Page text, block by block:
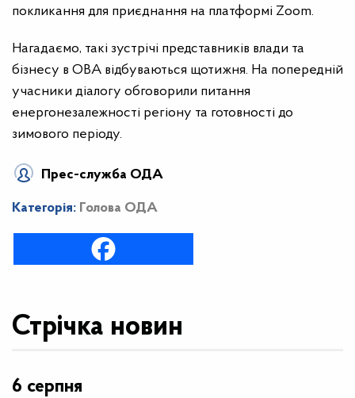
покликання для приєднання на платформі Zoom.
Нагадаємо, такі зустрічі представників влади та
бізнесу в ОВА відбуваються щотижня. На попередній
учасники діалогу обговорили питання
енергонезалежності регіону та готовності до
зимового періоду.
Прес-служба ОДА
Категорія: Голова ОДА
Стрічка новин
6 серпня